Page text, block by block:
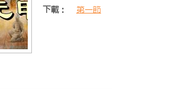
下載：
第一節